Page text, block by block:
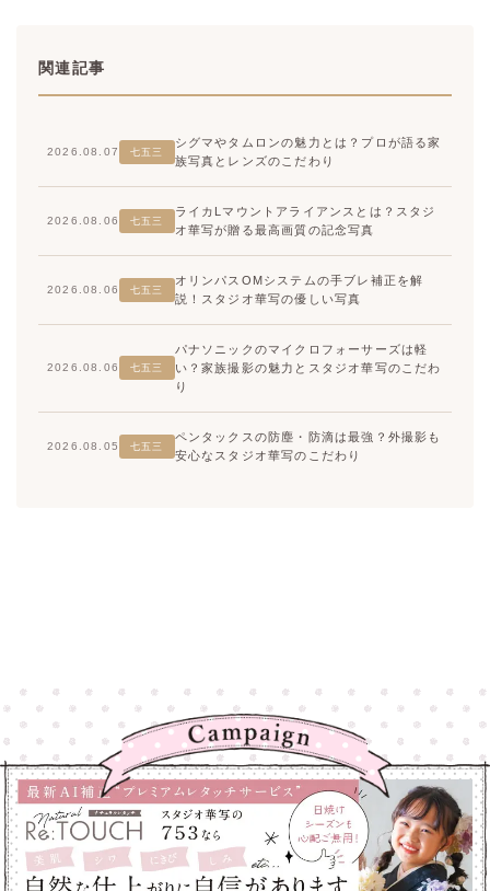
関連記事
2026.08.07 七五三
シグマやタムロンの魅力とは？プロが語る家
族写真とレンズのこだわり
2026.08.06 七五三
ライカLマウントアライアンスとは？スタジ
オ華写が贈る最高画質の記念写真
2026.08.06 七五三
オリンパスOMシステムの手ブレ補正を解
説！スタジオ華写の優しい写真
2026.08.06 七五三
パナソニックのマイクロフォーサーズは軽
い？家族撮影の魅力とスタジオ華写のこだわ
り
2026.08.05 七五三
ペンタックスの防塵・防滴は最強？外撮影も
安心なスタジオ華写のこだわり